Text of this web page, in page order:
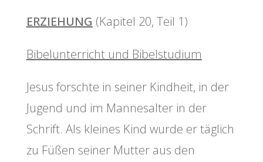
ERZIEHUNG (Kapitel 20, Teil 1)
Bibelunterricht und Bibelstudium
Jesus forschte in seiner Kindheit, in der
Jugend und im Mannesalter in der
Schrift. Als kleines Kind wurde er täglich
zu Füßen seiner Mutter aus den